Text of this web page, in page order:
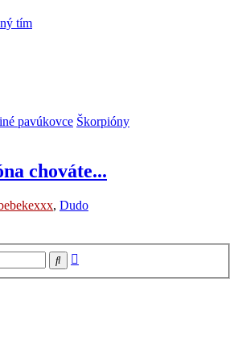
tím
iné pavúkovce Škorpióny
chováte...
, Dudo
Hľadať